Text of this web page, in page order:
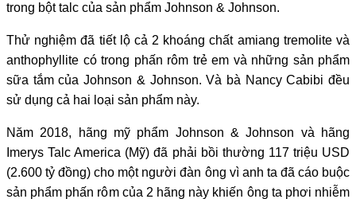
trong bột talc của sản phẩm Johnson & Johnson.
Thử nghiệm đã tiết lộ cả 2 khoáng chất amiang tremolite và
anthophyllite có trong phấn rôm trẻ em và những sản phẩm
sữa tắm của Johnson & Johnson. Và bà Nancy Cabibi đều
sử dụng cả hai loại sản phẩm này.
Năm 2018, hãng mỹ phẩm Johnson & Johnson và hãng
Imerys Talc America (Mỹ) đã phải bồi thường 117 triệu USD
(2.600 tỷ đồng) cho một người đàn ông vì anh ta đã cáo buộc
sản phẩm phấn rôm của 2 hãng này khiến ông ta phơi nhiễm